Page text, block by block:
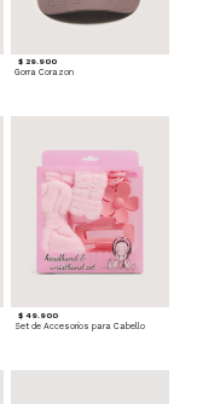
$ 29.900
Gorra Corazon
$ 49.900
Set de Accesorios para Cabello